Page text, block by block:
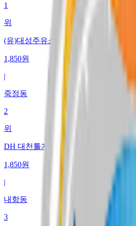
1
위
(유)대성주유소
1,850원
|
죽정동
2
위
DH 대천톨게이트주유소
1,850원
|
내항동
3